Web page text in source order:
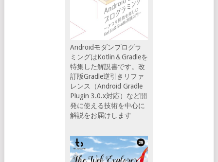
Androidモダンプログラ
ミングはKotlin＆Gradleを
特集した解説書です。改
訂版Gradle逆引きリファ
レンス（Android Gradle
Plugin 3.0.x対応）など開
発に使える技術を中心に
解説をお届けします